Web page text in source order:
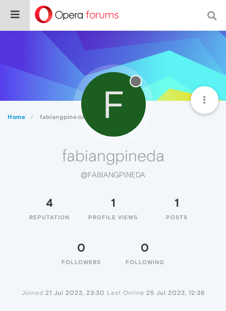
Home fabiangpineda F
fabiangpineda
@FABIANGPINEDA
4
REPUTATION
1
PROFILE VIEWS
1
POSTS
0
FOLLOWERS
0
FOLLOWING
Joined 21 Jul 2023, 23:30 Last Online 25 Jul 2023, 12:36